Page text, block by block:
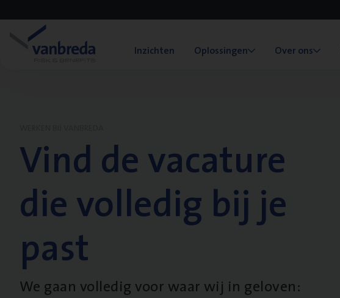
Inzichten Oplossingen Over ons
Vind de vacature
die volledig bij je
past
We gaan volledig voor waar wij in geloven: